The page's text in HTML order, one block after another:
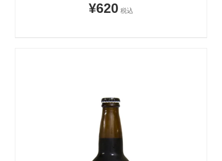
¥620 税込
5段階中
5.00
の評価